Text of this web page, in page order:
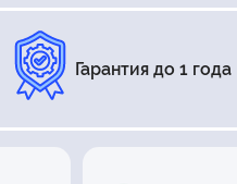
Гарантия до 1 года